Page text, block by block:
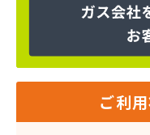
大国石油株式会社
大和ガス住宅設備
大和石油ガス株式
ご利